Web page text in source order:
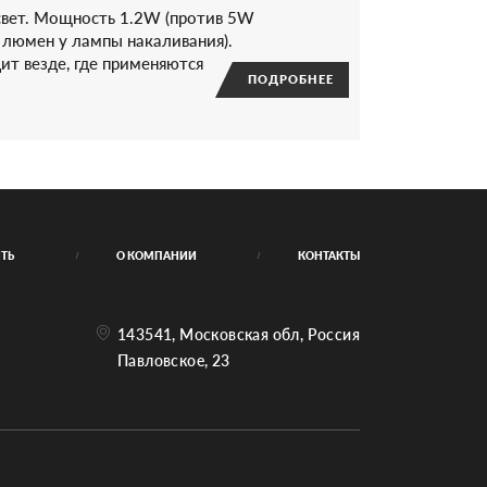
313 (63217217313)
314 (63217217314)
Мощность 1.2W (против 5W
у лампы накаливания).
везде, где применяются
ПОДРОБНЕЕ
О КОМПАНИИ КОНТАКТЫ
143541, Московская обл, Россия
Павловское, 23